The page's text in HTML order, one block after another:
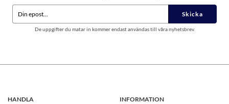
Skicka
De uppgifter du matar in kommer endast användas till våra nyhetsbrev.
HANDLA INFORMATION